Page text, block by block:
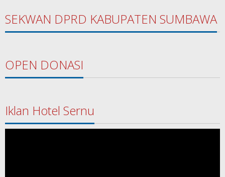
SEKWAN DPRD KABUPATEN SUMBAWA
OPEN DONASI
Iklan Hotel Sernu